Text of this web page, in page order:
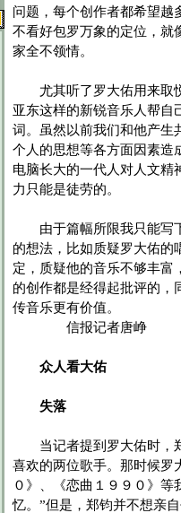
问题，每个创作者都希望越
不看好包罗万象的定位，就
家全不领情。
尤其听了罗大佑用来取悦
亚东这样的新锐音乐人帮自
词。虽然以前我们和他产生
个人的思想等各方面因素造
电脑长大的一代人对人文精
力只能是徒劳的。
由于篇幅所限我只能写下
的想法，比如质疑罗大佑的
定，质疑他的音乐不够丰
的创作都是经得起批评的，
传音乐更有价值。
信报记者唐峥
众人看大佑
失落
当记者提到罗大佑时，郑
喜欢的两位歌手。那时候罗
０》、《恋曲１９９０》
忆。”但是，郑钧并不想亲